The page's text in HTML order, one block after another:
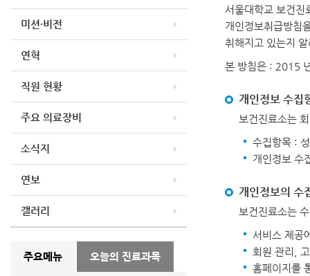
미션·비전
연혁
직원 현황
주요 의료장비
소식지
연보
갤러리
주요메뉴 오늘의 진료과목
서울대학교 보건
개인정보취급방침
취해지고 있는지
본 방침은 : 2015
개인정보 수집
보건진료소는
수집항목 :
개인정보 수
개인정보의 수
보건진료소는
서비스 제공
회원 관리,
홈페이지를